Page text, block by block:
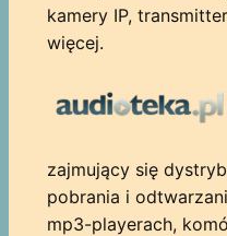
kamery IP,
więcej.
zajmujący się
pobrania i
mp3-playerach,